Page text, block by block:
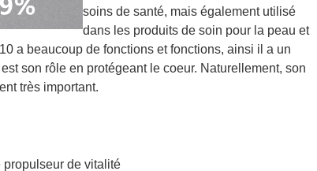
soins de santé, mais également utilisé
dans les produits de soin pour la peau et
a beaucoup de fonctions et fonctions, ainsi il a un
son rôle en protégeant le coeur. Naturellement, son
très important.
de vitalité